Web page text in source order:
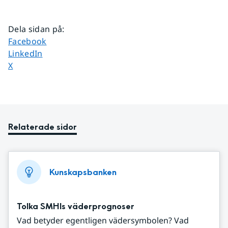
Dela sidan på:
Dela sidan på
Facebook
Dela sidan på
LinkedIn
Dela sidan på
X
Relaterade sidor
Kunskapsbanken
Tolka SMHIs väderprognoser
Vad betyder egentligen vädersymbolen? Vad